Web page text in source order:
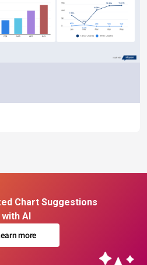
Chart Suggestions
with AI
more